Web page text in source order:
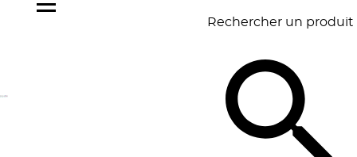
Rechercher un produit
BAGAGERIE BUREAU